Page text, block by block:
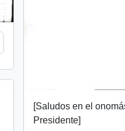
[Saludos en el
Presidente]